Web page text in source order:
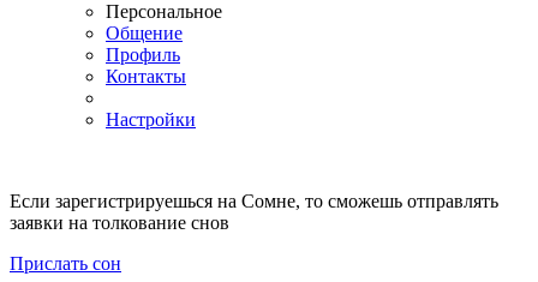
Персональное
Общение
Профиль
Контакты
Настройки
Если зарегистрируешься на Сомне, то сможешь отправлять
заявки на толкование снов
Прислать сон